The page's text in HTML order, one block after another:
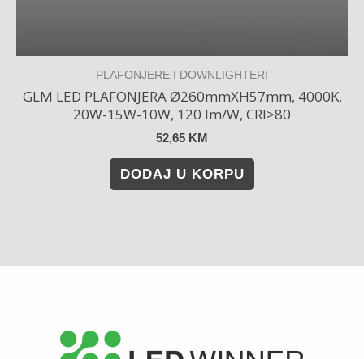
PLAFONJERE I DOWNLIGHTERI
GLM LED PLAFONJERA Ø260mmXH57mm, 4000K,
20W-15W-10W, 120 lm/W, CRI>80
52,65 KM
DODAJ U KORPU